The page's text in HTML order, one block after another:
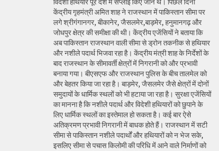
केंद्रीय गृहमंत्री अमित शाह ने राजस्थान में पाकिस्तान सीमा पर
लगे श्रीगंगानगर, बीकानेर, जैसलमेर,बाड़मेर, हनुमानगढ़ और
जोधपुर क्षेत्र की समीक्षा की थी। केंद्रीय एजेंसियों ने बताया कि
अब पाकिस्तान राजस्थान वाली सीमा से ड्रोन तकनीक से हथियार
और नशीले पदार्थ भिजवा रहा है। केंद्रीय मंत्री शाह के निर्देशों के
बाद राजस्थान के सीमावर्ती क्षेत्रों में निगरानी को और प्रभावी
बनाया गया। बीएसएफ और राजस्थान पुलिस के बीच तालमेल को
और बेहतर किया जा रहा है। बाड़मेर, जैसलमेर जैसे क्षेत्रों में दोनों
समुदायों के धार्मिक स्थलों को भी हटाया जा रहा है। सुरक्षा एजेंसियों
का मानना है कि नशीले पदार्थ और विदेशी हथियारों को छुपाने के
लिए धार्मिक स्थलों का इस्तेमाल हो सकता है। कई बार ऐसे
अतिक्रमण प्रभावी निगरानी में बाधक होते हैं। राजस्थान में सटी
सीमा से पाकिस्तान नशीले पदार्थों और हथियारों को न भेज सके,
इसलिए सीमा से पचास किलोमी की परिधि में आने वाले निर्माणों को